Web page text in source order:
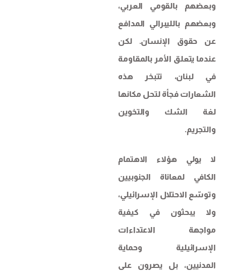
وبعضهم بالقومي العربي،
وبعضهم بالليبرالي المدافع
عن حقوق الإنسان. لكن
عندما يتعلق الأمر بالمقاومة
في لبنان، تتبخر هذه
الشعارات فجأة لتحل مكانها
لغة الشك والتخوين
والتجريم.
لا يولي هؤلاء الاهتمام
الكافي لمعاناة الجنوبيين
وتوسّع الاحتلال الإسرائيلي،
ولا يبحثون في كيفية
مواجهة الاعتداءات
الإسرائيلية وحماية
المدنيين، بل يصرون على